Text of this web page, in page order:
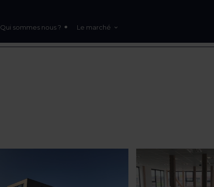
Qui sommes nous ? Le marché